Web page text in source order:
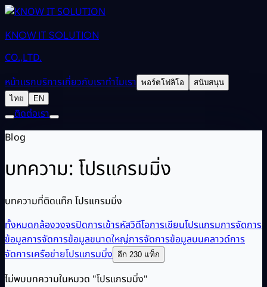
KNOW IT SOLUTION
CO.,LTD.
หน้าแรกบริการเกี่ยวกับเราทำไมเรา พอร์ตโฟลิโอ
สนับสนุน
ไทย
EN
ติดต่อเรา
Blog
บทความ: โปรแกรมมิ่ง
บทความที่ติดแท็ก โปรแกรมมิ่ง
ทั้งหมดกล้องวงจรปิดการเข้ารหัสวิดีโอการเขียนโปรแกรมการจัดการ
ข้อมูลการจัดการข้อมูลขนาดใหญ่การจัดการข้อมูลบนคลาวด์การ
จัดการเครือข่ายโปรแกรมมิ่ง อีก 230 แท็ก
ไม่พบบทความในหมวด "โปรแกรมมิ่ง"